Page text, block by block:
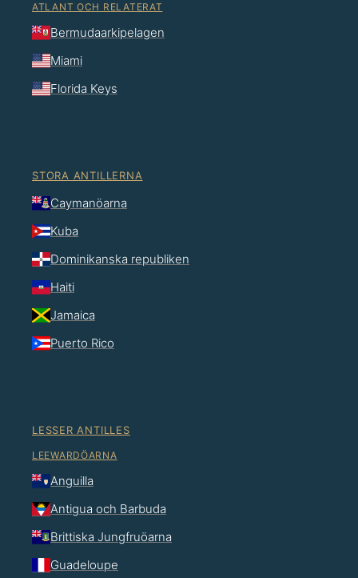
ATLANT OCH RELATERAT
Bermudaarkipelagen
Miami
Florida Keys
STORA ANTILLERNA
Caymanöarna
Kuba
Dominikanska republiken
Haiti
Jamaica
Puerto Rico
LESSER ANTILLES
LEEWARDÖARNA
Anguilla
Antigua och Barbuda
Brittiska Jungfruöarna
Guadeloupe